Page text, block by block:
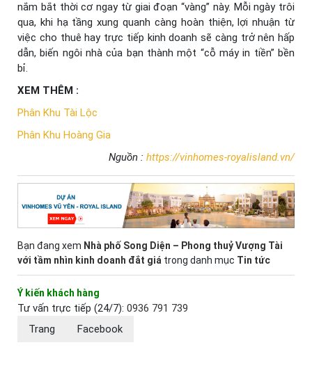
nắm bắt thời cơ ngay từ giai đoạn “vàng” này. Mỗi ngày trôi
qua, khi hạ tầng xung quanh càng hoàn thiện, lợi nhuận từ
việc cho thuê hay trực tiếp kinh doanh sẽ càng trở nên hấp
dẫn, biến ngôi nhà của bạn thành một “cỗ máy in tiền” bền
bỉ.
XEM THÊM :
Phân Khu Tài Lộc
Phân Khu Hoàng Gia
Nguồn : https://vinhomes-royalisland.vn/
Bạn đang xem Nhà phố Song Diện – Phong thuỷ Vượng Tài
với tầm nhìn kinh doanh đắt giá trong danh mục Tin tức
Ý kiến khách hàng
Tư vấn trực tiếp (24/7): 0936 791 739
Trang
Facebook